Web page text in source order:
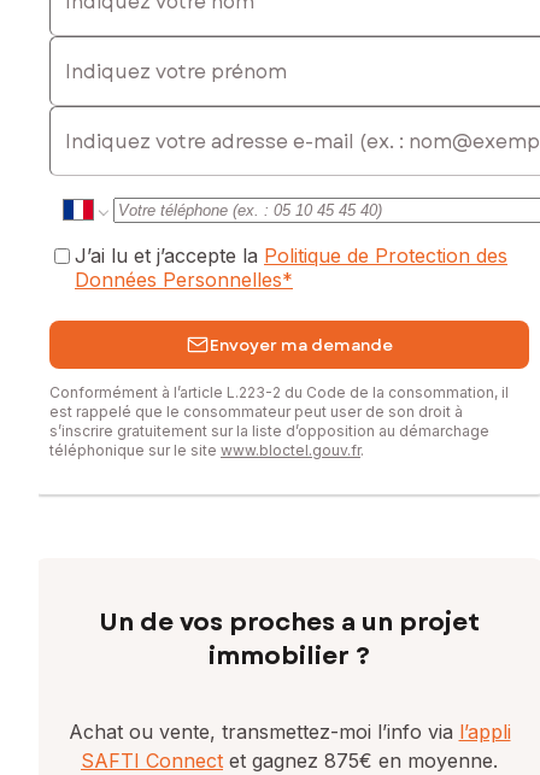
Indiquez votre prénom
E-mail
J’ai lu et j’accepte la Politique de Protection des
Données Personnelles*
Envoyer ma demande
Conformément à l’article L.223-2 du Code de la consommation, il
est rappelé que le consommateur peut user de son droit à
s’inscrire gratuitement sur la liste d’opposition au démarchage
téléphonique sur le site www.bloctel.gouv.fr.
Un de vos proches a un projet
immobilier ?
Achat ou vente, transmettez-moi l’info via l’appli
SAFTI Connect et gagnez 875€ en moyenne.